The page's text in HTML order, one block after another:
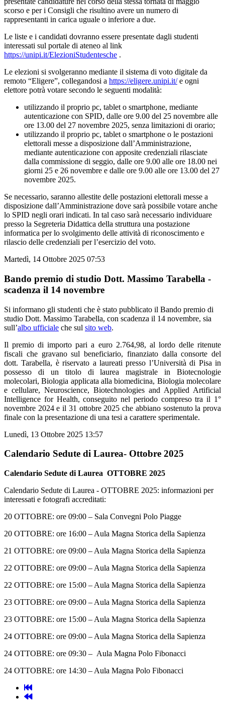
scorso e per i Consigli che risultino avere un numero di
rappresentanti in carica uguale o inferiore a due.
Le liste e i candidati dovranno essere presentate dagli studenti
interessati sul portale di ateneo al link
https://unipi.it/ElezioniStudentesche .
Le elezioni si svolgeranno mediante il sistema di voto digitale da
remoto “Eligere”, collegandosi a https://eligere.unipi.it/e ogni
elettore potrà votare secondo le seguenti modalità:
utilizzando il proprio pc, tablet o smartphone, mediante
autenticazione con SPID, dalle ore 9.00 del 25 novembre alle
ore 13.00 del 27 novembre 2025, senza limitazioni di orario;
utilizzando il proprio pc, tablet o smartphone o le postazioni
elettorali messe a disposizione dall’Amministrazione,
mediante autenticazione con apposite credenziali rilasciate
dalla commissione di seggio, dalle ore 9.00 alle ore 18.00 nei
giorni 25 e 26 novembre e dalle ore 9.00 alle ore 13.00 del 27
novembre 2025.
Se necessario, saranno allestite delle postazioni elettorali messe a
disposizione dall’Amministrazione dove sarà possibile votare anche
lo SPID negli orari indicati. In tal caso sarà necessario individuare
presso la Segreteria Didattica della struttura una postazione
informatica per lo svolgimento delle attività di riconoscimento e
rilascio delle credenziali per l’esercizio del voto.
Martedì, 14 Ottobre 2025 07:53
Bando premio di studio Dott. Massimo Tarabella -
scadenza il 14 novembre
Si informano gli studenti che è stato pubblicato il Bando premio di
studio Dott. Massimo Tarabella, con scadenza il 14 novembre, sia
sull’albo ufficiale che sul sito web.
Il premio di importo pari a euro 2.764,98, al lordo delle ritenute
fiscali che gravano sul beneficiario, finanziato dalla consorte del
dott. Tarabella, è riservato a laureati presso l’Università di Pisa in
possesso di un titolo di laurea magistrale in Biotecnologie
molecolari, Biologia applicata alla biomedicina, Biologia molecolare
e cellulare, Neuroscience, Biotechnologies and Applied Artificial
Intelligence for Health, conseguito nel periodo compreso tra il 1°
novembre 2024 e il 31 ottobre 2025 che abbiano sostenuto la prova
finale con la presentazione di una tesi a carattere sperimentale.
Lunedì, 13 Ottobre 2025 13:57
Calendario Sedute di Laurea- Ottobre 2025
Calendario Sedute di Laurea OTTOBRE 2025
Calendario Sedute di Laurea - OTTOBRE 2025: informazioni per
interessati e fotografi accreditati:
20 OTTOBRE: ore 09:00 – Sala Convegni Polo Piagge
20 OTTOBRE: ore 16:00 – Aula Magna Storica della Sapienza
21 OTTOBRE: ore 09:00 – Aula Magna Storica della Sapienza
22 OTTOBRE: ore 09:00 – Aula Magna Storica della Sapienza
22 OTTOBRE: ore 15:00 – Aula Magna Storica della Sapienza
23 OTTOBRE: ore 09:00 – Aula Magna Storica della Sapienza
23 OTTOBRE: ore 15:00 – Aula Magna Storica della Sapienza
24 OTTOBRE: ore 09:00 – Aula Magna Storica della Sapienza
24 OTTOBRE: ore 09:30 – Aula Magna Polo Fibonacci
24 OTTOBRE: ore 14:30 – Aula Magna Polo Fibonacci